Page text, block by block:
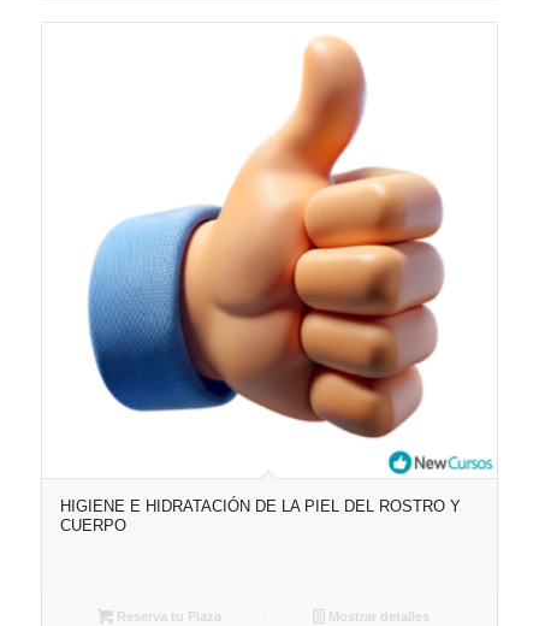
HIGIENE E HIDRATACIÓN DE LA PIEL DEL ROSTRO Y
CUERPO
Reserva tu Plaza Mostrar detalles